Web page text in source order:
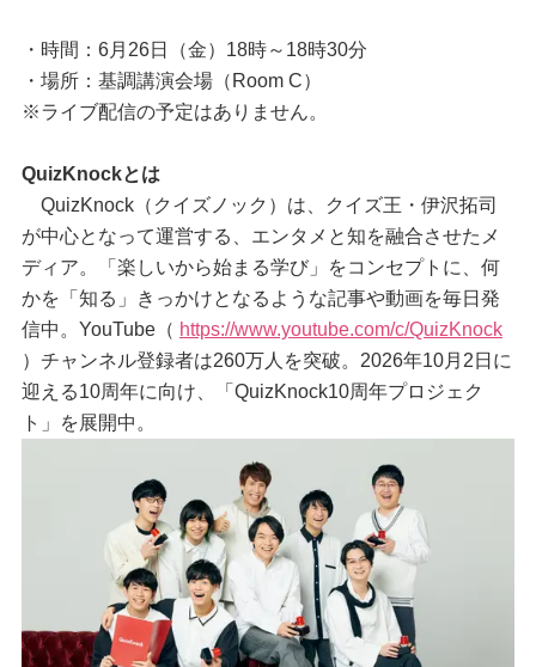
・時間：6月26日（金）18時～18時30分
・場所：基調講演会場（Room C）
※ライブ配信の予定はありません。
QuizKnockとは
QuizKnock（クイズノック）は、クイズ王・伊沢拓司
が中心となって運営する、エンタメと知を融合させたメ
ディア。「楽しいから始まる学び」をコンセプトに、何
かを「知る」きっかけとなるような記事や動画を毎日発
信中。YouTube（ https://www.youtube.com/c/QuizKnock
）チャンネル登録者は260万人を突破。2026年10月2日に
迎える10周年に向け、「QuizKnock10周年プロジェク
ト」を展開中。